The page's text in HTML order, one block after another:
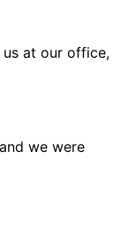
at our office,
we were